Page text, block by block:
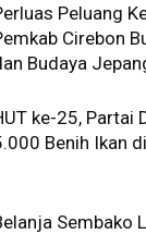
Peluang
Cirebon
Budaya
ke-25, Partai
Benih Ikan
Sembako